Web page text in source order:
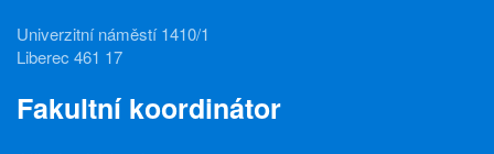
Univerzitní náměstí 1410/1
Liberec 461 17
Fakultní koordinátor